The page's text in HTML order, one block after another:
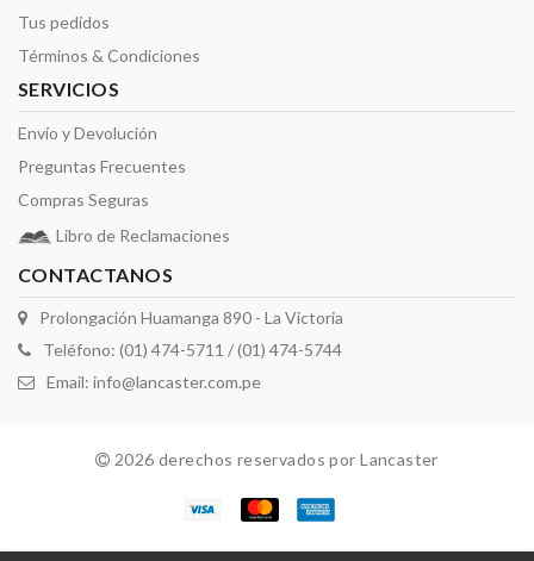
Tus pedidos
Términos & Condiciones
SERVICIOS
Envío y Devolución
Preguntas Frecuentes
Compras Seguras
Libro de Reclamaciones
CONTACTANOS
Prolongación Huamanga 890 - La Victoria
Teléfono: (01) 474-5711 / (01) 474-5744
Email: info@lancaster.com.pe
2026 derechos reservados por Lancaster